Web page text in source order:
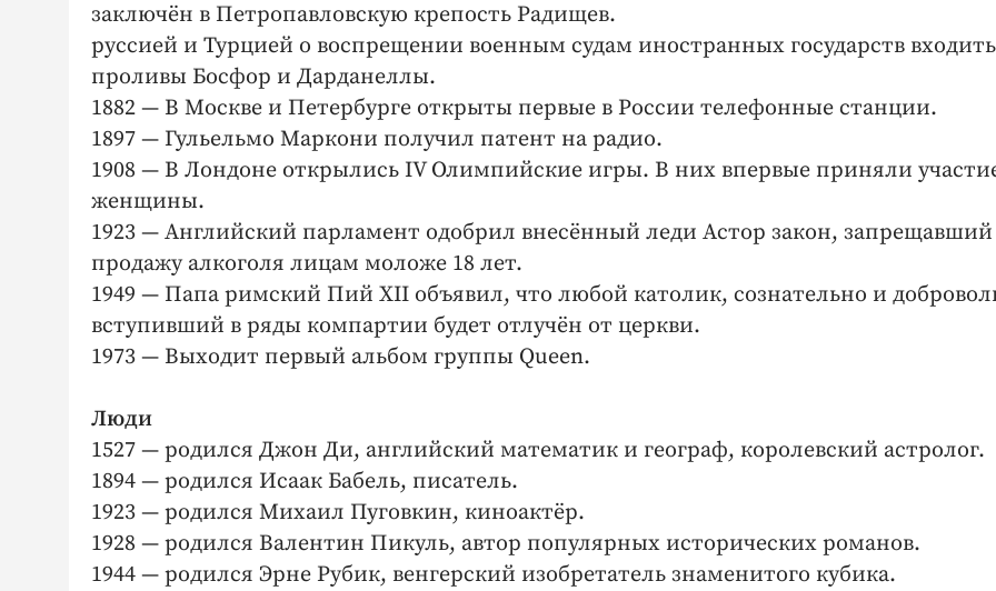
заключён в Петропавловскую крепость Радищев.
руссией и Турцией о воспрещении военным судам иностранных государств
проливы Босфор и Дарданеллы.
1882 — В Москве и Петербурге открыты первые в России телефонные станции.
1897 — Гульельмо Маркони получил патент на радио.
1908 — В Лондоне открылись IV Олимпийские игры. В них впервые приняли
женщины.
1923 — Английский парламент одобрил внесённый леди Астор закон, запрещавший
продажу алкоголя лицам моложе 18 лет.
1949 — Папа римский Пий XII объявил, что любой католик, сознательно и
вступивший в ряды компартии будет отлучён от церкви.
1973 — Выходит первый альбом группы Queen.
Люди
1527 — родился Джон Ди, английский математик и географ, королевский астролог.
1894 — родился Исаак Бабель, писатель.
1923 — родился Михаил Пуговкин, киноактёр.
1928 — родился Валентин Пикуль, автор популярных исторических романов.
1944 — родился Эрне Рубик, венгерский изобретатель знаменитого кубика.